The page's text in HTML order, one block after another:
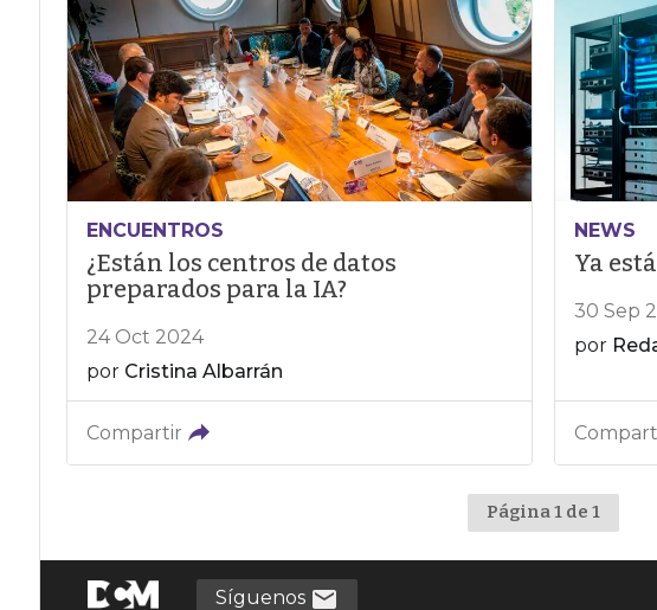
ENCUENTROS
¿Están los centros de datos
preparados para la IA?
24 Oct 2024
por Cristina Albarrán
Compartir
NEWS
Ya
30 Sep
por
Página 1 de 1
Síguenos